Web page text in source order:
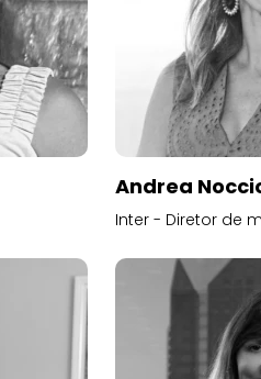
Andrea
Inter - Diretor de